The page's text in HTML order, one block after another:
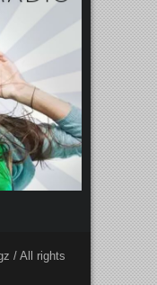
/ All rights